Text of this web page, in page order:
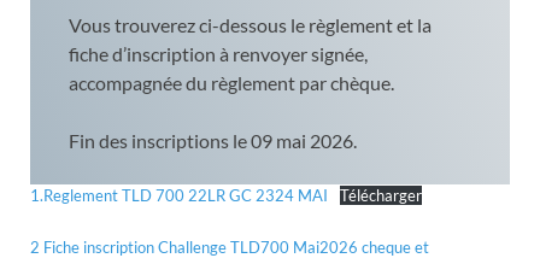
Vous trouverez ci-dessous le règlement et la
fiche d’inscription à renvoyer signée,
accompagnée du règlement par chèque.
Fin des inscriptions le 09 mai 2026.
1.Reglement TLD 700 22LR GC 2324 MAI Télécharger
2 Fiche inscription Challenge TLD700 Mai2026 cheque et